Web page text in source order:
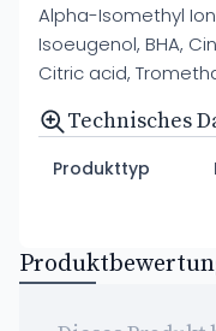
Alpha-Isomethyl
Isoeugenol, BHA,
Citric acid,
Technisches
Produkttyp